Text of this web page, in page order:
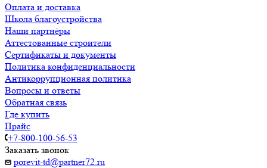
Оплата и доставка
Школа благоустройства
Наши партнёры
Аттестованные строители
Сертификаты и документы
Политика конфиденциальности
Антикоррупционная политика
Вопросы и ответы
Обратная связь
Где купить
Прайс
+7-800-100-56-53
Заказать звонок
porevit-td@partner72.ru